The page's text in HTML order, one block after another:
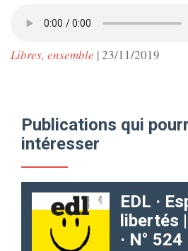
Libres, ensemble | 23/11/2019
Publications qui
intéresser
EDL ·
libertés
· N° 524